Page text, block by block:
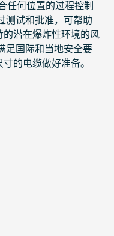
任何位置的过程控制
测试和批准，可帮助
潜在爆炸性环境的风
足国际和当地安全要
的电缆做好准备。